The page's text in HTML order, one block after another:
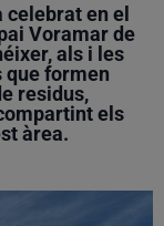
celebrat en el
Voramar de
als i les
que formen
residus,
els
àrea.